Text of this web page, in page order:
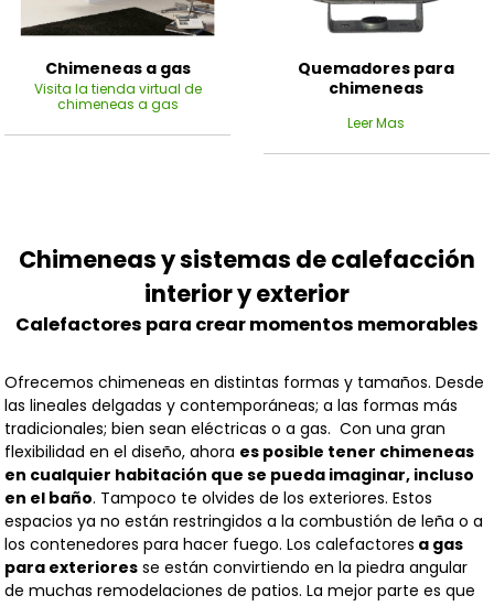
Chimeneas a gas
Visita la tienda virtual de
chimeneas a gas
Quemadores para
chimeneas
Leer Mas
Chimeneas y sistemas de calefacción
interior y exterior
Calefactores para crear momentos memorables
Ofrecemos chimeneas en distintas formas y tamaños. Desde
las lineales delgadas y contemporáneas; a las formas más
tradicionales; bien sean eléctricas o a gas. Con una gran
flexibilidad en el diseño, ahora es posible tener chimeneas
en cualquier habitación que se pueda imaginar, incluso
en el baño. Tampoco te olvides de los exteriores. Estos
espacios ya no están restringidos a la combustión de leña o a
los contenedores para hacer fuego. Los calefactores a gas
para exteriores se están convirtiendo en la piedra angular
de muchas remodelaciones de patios. La mejor parte es que